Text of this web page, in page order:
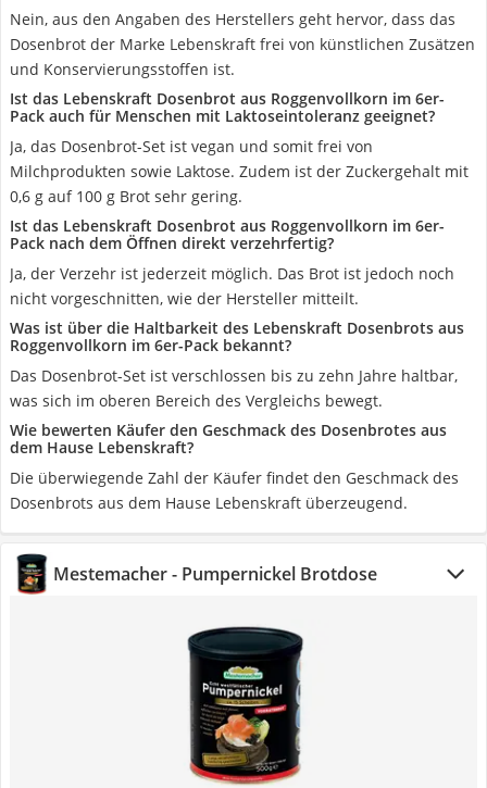
Nein, aus den Angaben des Herstellers geht hervor, dass das
Dosenbrot der Marke Lebenskraft frei von künstlichen Zusätzen
und Konservierungsstoffen ist.
Ist das Lebenskraft Dosenbrot aus Roggenvollkorn im 6er-
Pack auch für Menschen mit Laktoseintoleranz geeignet?
Ja, das Dosenbrot-Set ist vegan und somit frei von
Milchprodukten sowie Laktose. Zudem ist der Zuckergehalt mit
0,6 g auf 100 g Brot sehr gering.
Ist das Lebenskraft Dosenbrot aus Roggenvollkorn im 6er-
Pack nach dem Öffnen direkt verzehrfertig?
Ja, der Verzehr ist jederzeit möglich. Das Brot ist jedoch noch
nicht vorgeschnitten, wie der Hersteller mitteilt.
Was ist über die Haltbarkeit des Lebenskraft Dosenbrots aus
Roggenvollkorn im 6er-Pack bekannt?
Das Dosenbrot-Set ist verschlossen bis zu zehn Jahre haltbar,
was sich im oberen Bereich des Vergleichs bewegt.
Wie bewerten Käufer den Geschmack des Dosenbrotes aus
dem Hause Lebenskraft?
Die überwiegende Zahl der Käufer findet den Geschmack des
Dosenbrots aus dem Hause Lebenskraft überzeugend.
Mestemacher - Pumpernickel Brotdose